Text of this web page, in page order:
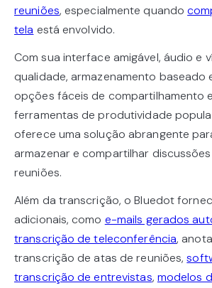
reuniões, especialmente quando
tela está envolvido.
Com sua interface amigável, áudio e
qualidade, armazenamento baseado
opções fáceis de compartilhamento
ferramentas de produtividade
oferece uma solução abrangente
armazenar e compartilhar
reuniões.
Além da transcrição, o Bluedot
adicionais, como e-mails gerados
transcrição de teleconferência,
transcrição de atas de reuniões,
transcrição de entrevistas, modelos